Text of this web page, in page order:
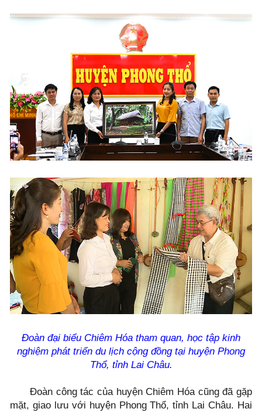
Đoàn đại biểu Chiêm Hóa tham quan, học tập kinh
nghiệm phát triển du lịch cộng đồng tại huyện Phong
Thổ, tỉnh Lai Châu.
Đoàn công tác của huyện Chiêm Hóa cũng đã gặp
mặt, giao lưu với huyện Phong Thổ, tỉnh Lai Châu. Hai